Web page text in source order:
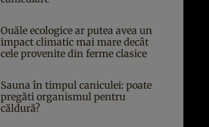
Ouăle ecologice ar putea avea un
impact climatic mai mare decât
cele provenite din ferme clasice
Sauna în timpul caniculei: poate
pregăti organismul pentru
căldură?